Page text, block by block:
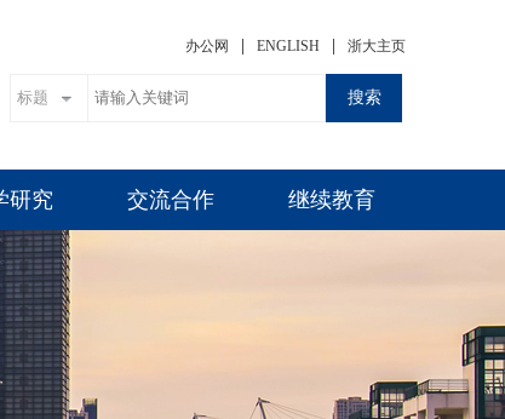
办公网 ENGLISH 浙大主页
搜索
研究 交流合作 继续教育